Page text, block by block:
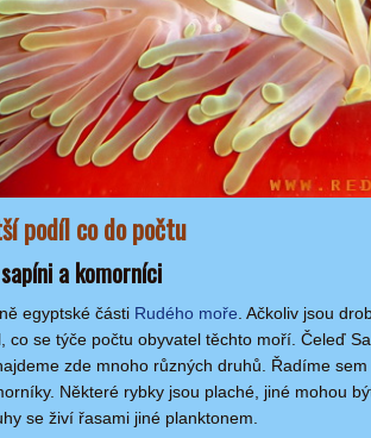
podíl co do počtu
a komorníci
egyptské části Rudého moře . Ačkoliv jsou
se týče počtu obyvatel těchto moří. Čeleď
zde mnoho různých druhů. Řadíme
Některé rybky jsou plaché, jiné mohou
se živí řasami jiné planktonem.